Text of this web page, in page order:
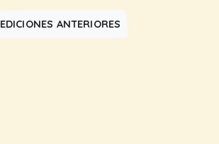
EDICIONES ANTERIORES